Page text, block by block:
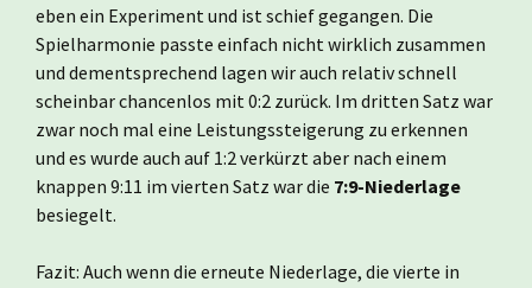
eben ein Experiment und ist schief gegangen. Die
Spielharmonie passte einfach nicht wirklich zusammen
und dementsprechend lagen wir auch relativ schnell
scheinbar chancenlos mit 0:2 zurück. Im dritten Satz war
zwar noch mal eine Leistungssteigerung zu erkennen
und es wurde auch auf 1:2 verkürzt aber nach einem
knappen 9:11 im vierten Satz war die 7:9-Niederlage
besiegelt.
Fazit: Auch wenn die erneute Niederlage, die vierte in